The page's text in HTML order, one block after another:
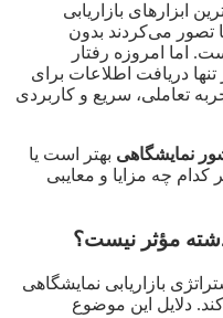
ابزارهای بازاریابی
تصور می‌کردند بدون
اما امروزه رفتار
تنها دریافت اطلاعات برای
تعاملی، سریع و کاربردی
نمایشگاهی بهتر است یا
کدام چه مزایا و معایبی
مؤثر نیست؟
بازاریابی نمایشگاهی
دلایل این موضوع